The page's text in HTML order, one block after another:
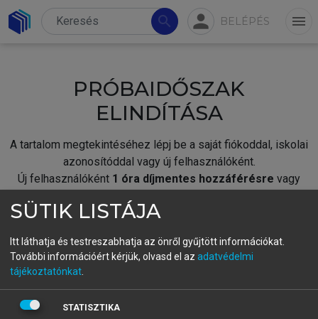
search person BELÉPÉS menu
PRÓBAIDŐSZAK
ELINDÍTÁSA
A tartalom megtekintéséhez lépj be a saját fiókoddal, iskolai
azonosítóddal vagy új felhasználóként.
Új felhasználóként 1 óra díjmentes hozzáférésre vagy
fiókoddal,vagy hozz létre új fiókot.
A regisztráció után apróbaidőszakautomatikusan
BELÉPÉS SAJÁT FIÓKKAL
SÜTIK LISTÁJA
Itt láthatja és testreszabhatja az önről gyűjtött információkat.
További információért kérjük, olvasd el az adatvédelmi
tájékoztatónkat
STATISZTIKA